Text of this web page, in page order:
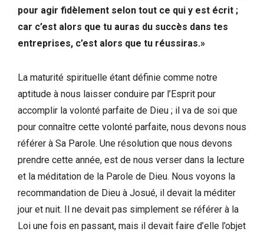
pour agir fidèlement selon tout ce qui y est écrit ;
car c’est alors que tu auras du succès dans tes
entreprises, c’est alors que tu réussiras.»
La maturité spirituelle étant définie comme notre
aptitude à nous laisser conduire par l’Esprit pour
accomplir la volonté parfaite de Dieu ; il va de soi que
pour connaître cette volonté parfaite, nous devons nous
référer à Sa Parole. Une résolution que nous devons
prendre cette année, est de nous verser dans la lecture
et la méditation de la Parole de Dieu. Nous voyons la
recommandation de Dieu à Josué, il devait la méditer
jour et nuit. Il ne devait pas simplement se référer à la
Loi une fois en passant, mais il devait faire d’elle l’objet